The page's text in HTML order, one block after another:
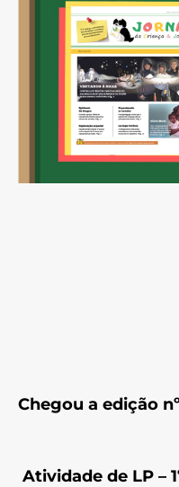
Chegou a edição
Atividade de LP –